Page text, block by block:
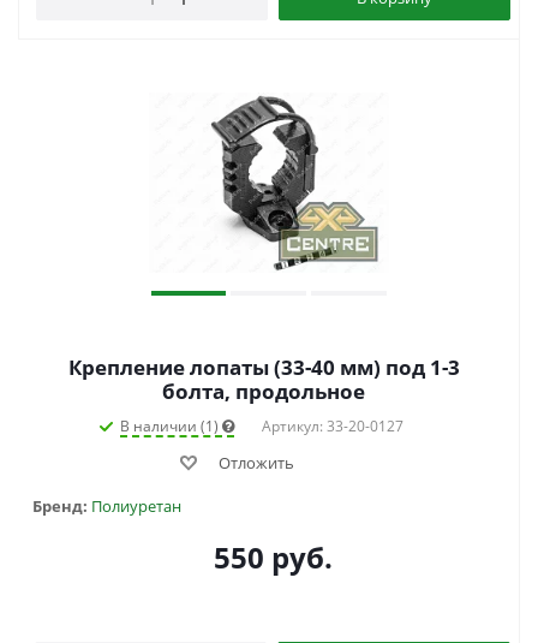
Крепление лопаты (33-40 мм) под 1-3
болта, продольное
В наличии (1) Артикул: 33-20-0127
Отложить
Бренд: Полиуретан
550 руб.